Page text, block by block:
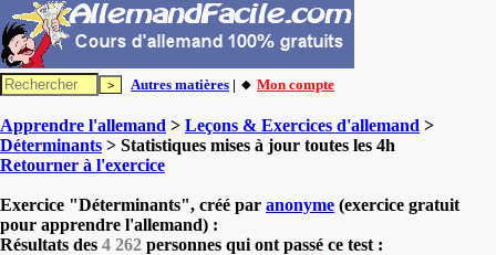
Autres matières | 🔸 Mon compte
Apprendre l'allemand > Leçons & Exercices d'allemand >
Déterminants > Statistiques mises à jour toutes les 4h
Retourner à l'exercice
Exercice "Déterminants", créé par anonyme (exercice gratuit
pour apprendre l'allemand) :
Résultats des 4 262 personnes qui ont passé ce test :